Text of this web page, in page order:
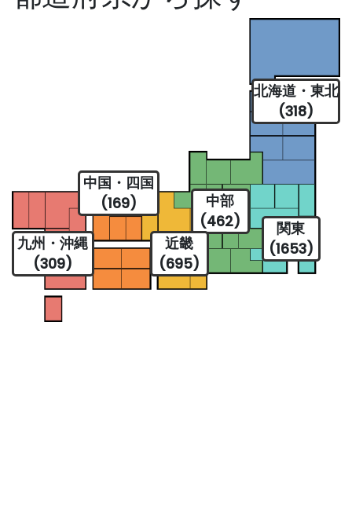
北海道・東北
(318)
関東
(1653)
中部
(462)
近畿
(695)
中国・四国
(169)
九州・沖縄
(309)